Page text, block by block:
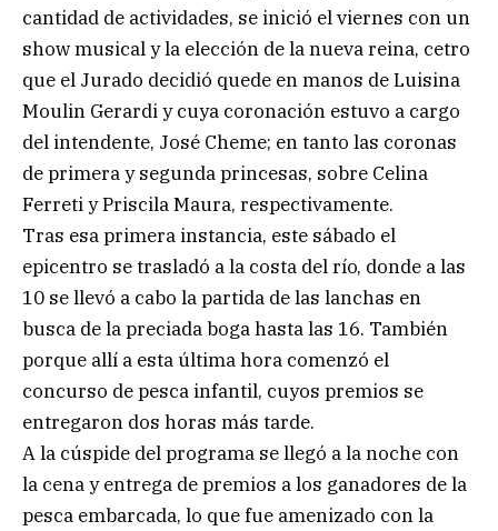
cantidad de actividades, se inició el viernes con un
show musical y la elección de la nueva reina, cetro
que el Jurado decidió quede en manos de Luisina
Moulin Gerardi y cuya coronación estuvo a cargo
del intendente, José Cheme; en tanto las coronas
de primera y segunda princesas, sobre Celina
Ferreti y Priscila Maura, respectivamente.
Tras esa primera instancia, este sábado el
epicentro se trasladó a la costa del río, donde a las
10 se llevó a cabo la partida de las lanchas en
busca de la preciada boga hasta las 16. También
porque allí a esta última hora comenzó el
concurso de pesca infantil, cuyos premios se
entregaron dos horas más tarde.
A la cúspide del programa se llegó a la noche con
la cena y entrega de premios a los ganadores de la
pesca embarcada, lo que fue amenizado con la